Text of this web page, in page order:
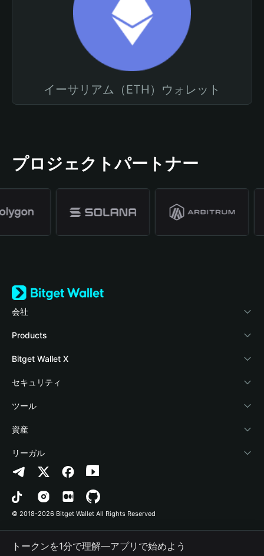
イーサリアム（ETH）ウォレット
プロジェクトパートナー
会社
Bitget Walletについて
ブログ
アカデミー
暗号資産ニュース
Help Center
お問い合わせ
ブランドリソース
キャリア
Products
Crypto Card
Stablecoin Earn
Payfi Crypto
Crypto Swap API
Altcoin Season Index
Prediction Markets
DApp
RWA
Bitget Wallet X
デベロッパー
ウォレットを接続
Bitget Wallet Pay
プロジェクトを掲載
セキュリティ
保護基金
セキュリティ技術
ツール
暗号資産を購入
認証検出
コントラクト検出
一括送金
資産
Arbitrum
Avalanche
Bitcoin
Polygon
リーガル
プライバシーポリシー
利用規約
© 2018-2026 Bitget Wallet All Rights Reserved
トークンを1分で理解―アプリで始めよう